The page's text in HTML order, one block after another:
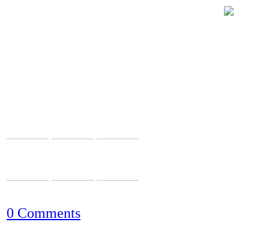
0 Comments